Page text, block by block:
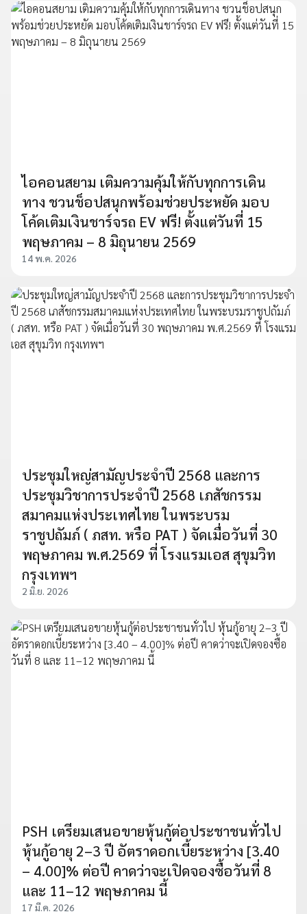
ไอคอนสยาม เติมความคุ้มให้กับทุกการเดิน
ทาง ชวนช็อปสนุกพร้อมช่วยประหยัด มอบ
โค้ดเติมเงินชาร์จรถ EV ฟรี! ตั้งแต่วันที่ 15
พฤษภาคม – 8 มิถุนายน 2569
14 พ.ค. 2026
ประชุมใหญ่สามัญประจำปี 2568 และการ
ประชุมวิชาการประจำปี 2568 เภสัชกรรม
สมาคมแห่งประเทศไทย ในพระบรม
ราชูปถัมภ์ ( ภสท. หรือ PAT ) จัดเมื่อวันที่ 30
พฤษภาคม พ.ศ.2569 ที่ โรงแรมเอส สุขุมวิท
กรุงเทพฯ
2 มิ.ย. 2026
PSH เตรียมเสนอขายหุ้นกู้ต่อประชาชนทั่วไป
หุ้นกู้อายุ 2–3 ปี อัตราดอกเบี้ยระหว่าง [3.40
– 4.00]% ต่อปี คาดว่าจะเปิดจองซื้อวันที่ 8
และ 11–12 พฤษภาคม นี้
17 มี.ค. 2026